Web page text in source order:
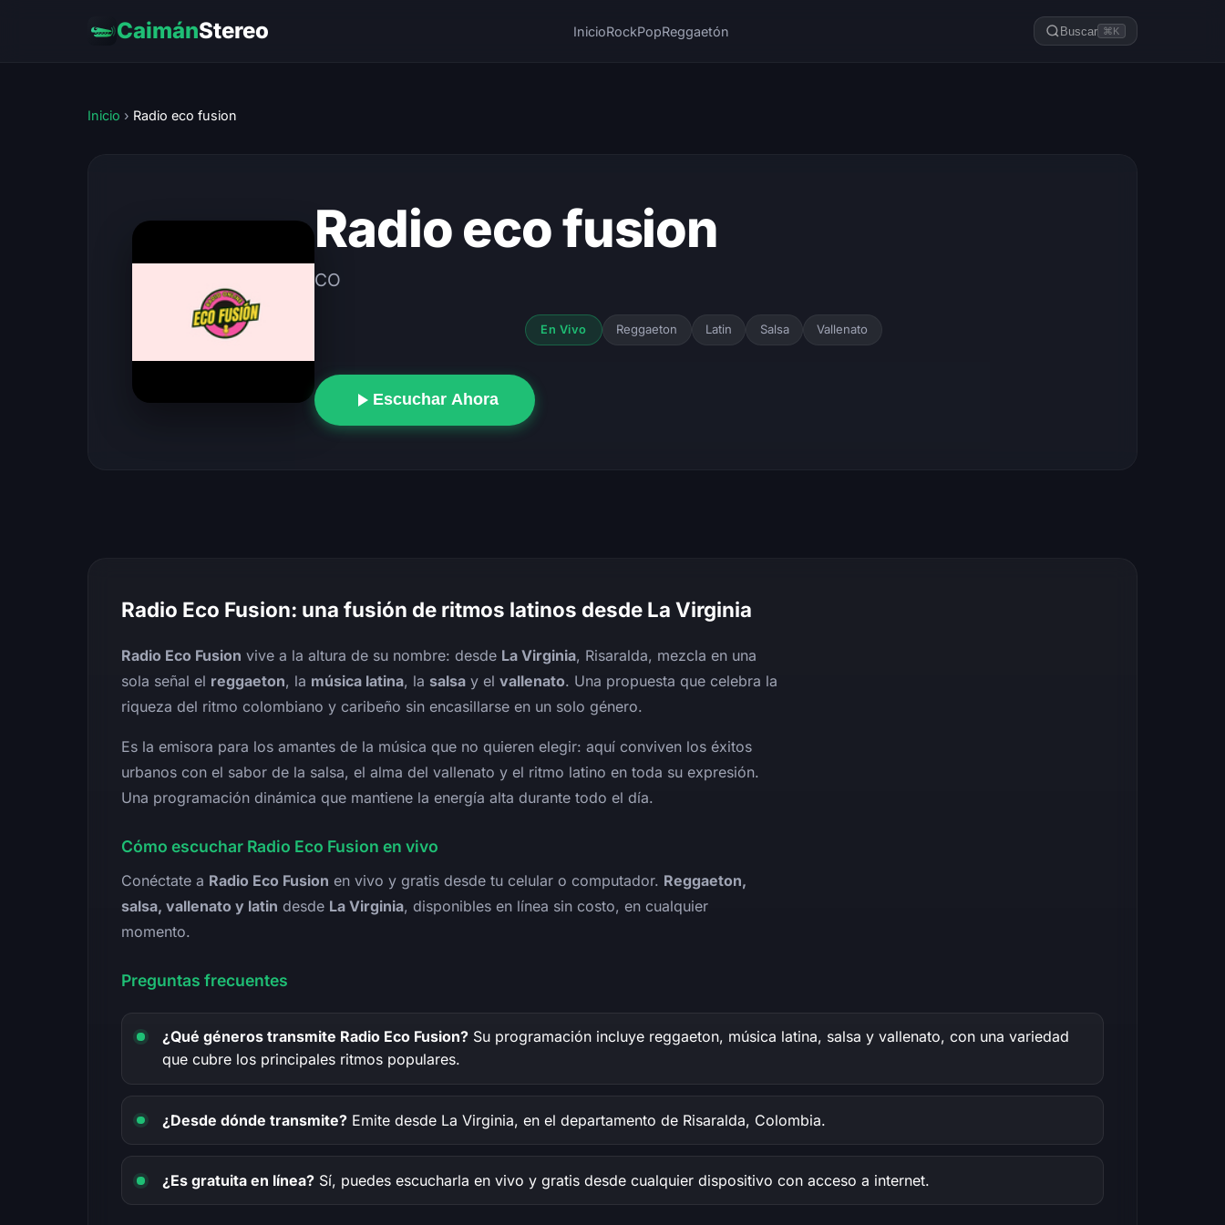
CaimánStereo InicioRockPopReggaetón Buscar ⌘K
Inicio › Radio eco fusion
Radio eco fusion
CO
En Vivo Reggaeton Latin Salsa Vallenato
Escuchar Ahora
Radio Eco Fusion: una fusión de ritmos latinos desde La Virginia
Radio Eco Fusion vive a la altura de su nombre: desde La Virginia, Risaralda, mezcla en una
sola señal el reggaeton, la música latina, la salsa y el vallenato. Una propuesta que celebra la
riqueza del ritmo colombiano y caribeño sin encasillarse en un solo género.
Es la emisora para los amantes de la música que no quieren elegir: aquí conviven los éxitos
urbanos con el sabor de la salsa, el alma del vallenato y el ritmo latino en toda su expresión.
Una programación dinámica que mantiene la energía alta durante todo el día.
Cómo escuchar Radio Eco Fusion en vivo
Conéctate a Radio Eco Fusion en vivo y gratis desde tu celular o computador. Reggaeton,
salsa, vallenato y latin desde La Virginia, disponibles en línea sin costo, en cualquier
momento.
Preguntas frecuentes
¿Qué géneros transmite Radio Eco Fusion? Su programación incluye reggaeton, música latina, salsa y vallenato, con una variedad
que cubre los principales ritmos populares.
¿Desde dónde transmite? Emite desde La Virginia, en el departamento de Risaralda, Colombia.
¿Es gratuita en línea? Sí, puedes escucharla en vivo y gratis desde cualquier dispositivo con acceso a internet.